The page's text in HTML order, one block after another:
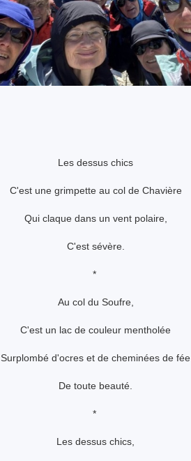
Les dessus chics
C'est une grimpette au col de Chavière
Qui claque dans un vent polaire,
C'est sévère.
*
Au col du Soufre,
C'est un lac de couleur mentholée
Surplombé d'ocres et de cheminées de fée
De toute beauté.
*
Les dessus chics,